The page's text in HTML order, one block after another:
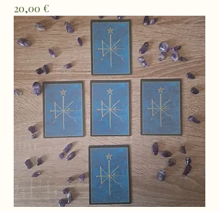
Prix
20,00 €